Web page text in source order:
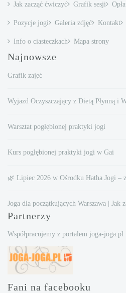
Jak zacząć ćwiczyć Grafik sesji
Pozycje jogi Galeria zdjęć Kontakt
Info o ciasteczkach Mapa strony
Najnowsze
Grafik zajęć
Wyjazd Oczyszczający z Dietą Płynną i
Warsztat pogłębionej praktyki jogi
Kurs pogłębionej praktyki jogi w Gai
🌿 Lipiec 2026 w Ośrodku Hatha Jogi –
Joga dla początkujących Warszawa | Jak
Partnerzy
Współpracujemy z portalem joga-joga.pl
Fani na facebooku